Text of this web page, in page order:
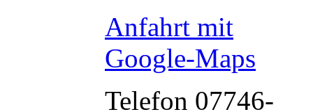
Anfahrt mit
Google-Maps
Telefon 07746-